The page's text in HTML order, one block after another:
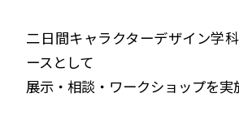
二日間キャラクターデザイン学
ースとして
展示・相談・ワークショップを実